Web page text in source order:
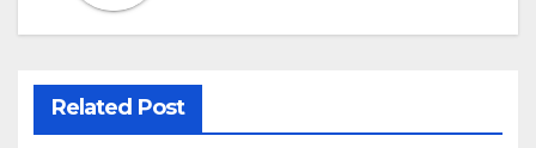
Related Post